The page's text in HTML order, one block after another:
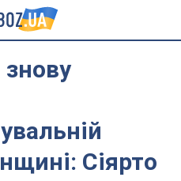
Сіярто